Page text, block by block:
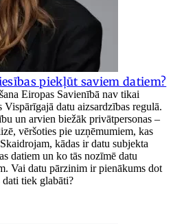
piekļūt saviem datiem?
Eiropas Savienībā nav tikai
datu aizsardzības regulā.
un arvien biežāk privātpersonas –
vēršoties pie uzņēmumiem, kas
kādas ir datu subjekta
datiem un ko tās nozīmē datu
Vai datu pārzinim ir pienākums dot
dati tiek glabāti?